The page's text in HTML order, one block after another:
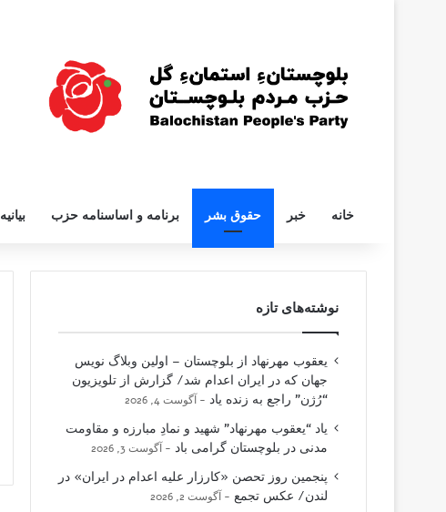
خانه خبر حقوق بشر برنامه و اساسنامه حزب بیانیه
نوشته‌های تازه
یعقوب مهرنهاد از بلوچستان – اولین وبلاگ نویس
جهان که در ایران اعدام شد/ گزارش از تلویزیون
“رُژن” راجع به زنده یاد
آگوست 4, 2026
یاد “یعقوب مهرنهاد” شهید و نمادِ مبارزه و مقاومت
مدنی در بلوچستان گرامی باد
آگوست 3, 2026
پنجمین روز تحصن «کارزار علیه اعدام در ایران» در
لندن/ عکس تجمع
آگوست 2, 2026